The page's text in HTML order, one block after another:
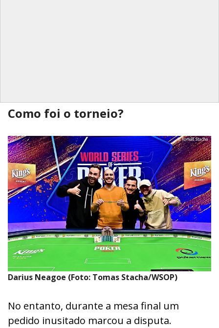
Como foi o torneio?
Darius Neagoe (Foto: Tomas Stacha/WSOP)
No entanto, durante a mesa final um
pedido inusitado marcou a disputa.